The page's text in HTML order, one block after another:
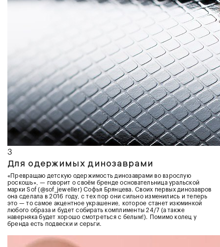
3
Для одержимых динозаврами
«Превращаю детскую одержимость динозаврами во взрослую
роскошь», — говорит о своём бренде основательница уральской
марки Sof (@sof_jeweller) Софья Брянцева. Своих первых динозавров
она сделала в 2016 году, с тех пор они сильно изменились и теперь
это — то самое акцентное украшение, которое станет изюминкой
любого образа и будет собирать комплименты 24/7 (а также
наверняка будет хорошо смотреться с белым!). Помимо колец у
бренда есть подвески и серьги.